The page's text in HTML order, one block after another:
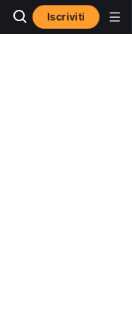
Iscriviti